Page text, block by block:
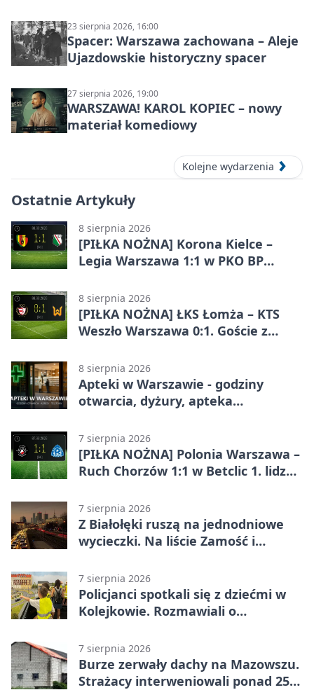
23 sierpnia 2026, 16:00
Spacer: Warszawa zachowana – Aleje
Ujazdowskie historyczny spacer
27 sierpnia 2026, 19:00
WARSZAWA! KAROL KOPIEC – nowy
materiał komediowy
Kolejne wydarzenia
Ostatnie Artykuły
8 sierpnia 2026
[PIŁKA NOŻNA] Korona Kielce –
Legia Warszawa 1:1 w PKO BP
zwycięstwo z rąk
8 sierpnia 2026
[PIŁKA NOŻNA] ŁKS Łomża – KTS
Weszło Warszawa 0:1. Goście z
w Betclic 3. Lidze Grupa 1 (Grupa I)
8 sierpnia 2026
Apteki w Warszawie - godziny
otwarcia, dyżury, apteka
7 sierpnia 2026
[PIŁKA NOŻNA] Polonia Warszawa –
Ruch Chorzów 1:1 w Betclic 1. lidze.
7 sierpnia 2026
Z Białołęki ruszą na jednodniowe
wycieczki. Na liście Zamość i
7 sierpnia 2026
Policjanci spotkali się z dziećmi w
Kolejkowie. Rozmawiali o
7 sierpnia 2026
Burze zerwały dachy na Mazowszu.
Strażacy interweniowali ponad 250